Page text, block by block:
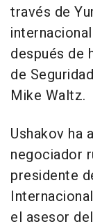
través de
después de
de
Mike Waltz.
Ushakov ha
negociador
presidente
el asesor